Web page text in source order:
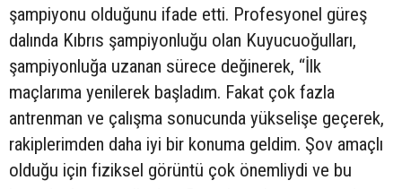
şampiyonu olduğunu ifade etti. Profesyonel güreş
dalında Kıbrıs şampiyonluğu olan Kuyucuoğulları,
şampiyonluğa uzanan sürece değinerek, “İlk
maçlarıma yenilerek başladım. Fakat çok fazla
antrenman ve çalışma sonucunda yükselişe geçerek,
rakiplerimden daha iyi bir konuma geldim. Şov amaçlı
olduğu için fiziksel görüntü çok önemliydi ve bu